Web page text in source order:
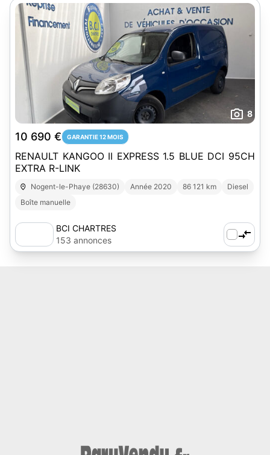
8
10 690 € GARANTIE 12 MOIS
RENAULT KANGOO II EXPRESS 1.5 BLUE DCI 95CH
EXTRA R-LINK
Nogent-le-Phaye (28630) Année 2020 86 121 km
Diesel
Boîte manuelle
BCI CHARTRES
153 annonces